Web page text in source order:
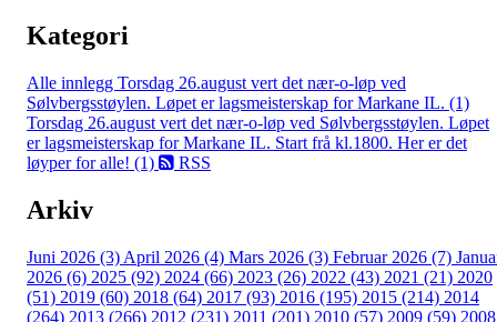
Kategori
Alle innlegg Torsdag 26.august vert det nær-o-løp ved
Sølvbergsstøylen. Løpet er lagsmeisterskap for Markane IL. (1)
Torsdag 26.august vert det nær-o-løp ved Sølvbergsstøylen. Løpet
er lagsmeisterskap for Markane IL. Start frå kl.1800. Her er det
løyper for alle! (1)
RSS
Arkiv
Juni 2026 (3) April 2026 (4) Mars 2026 (3) Februar 2026 (7)
2026 (6) 2025 (92) 2024 (66) 2023 (26) 2022 (43) 2021 (21) 2020
(51) 2019 (60) 2018 (64) 2017 (93) 2016 (195) 2015 (214) 2014
(264) 2013 (266) 2012 (231) 2011 (201) 2010 (57) 2009 (59) 2008